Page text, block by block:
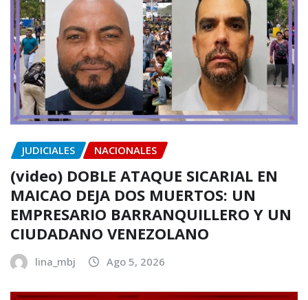
JUDICIALES NACIONALES
(video) DOBLE ATAQUE SICARIAL EN
MAICAO DEJA DOS MUERTOS: UN
EMPRESARIO BARRANQUILLERO Y UN
CIUDADANO VENEZOLANO
lina_mbj Ago 5, 2026